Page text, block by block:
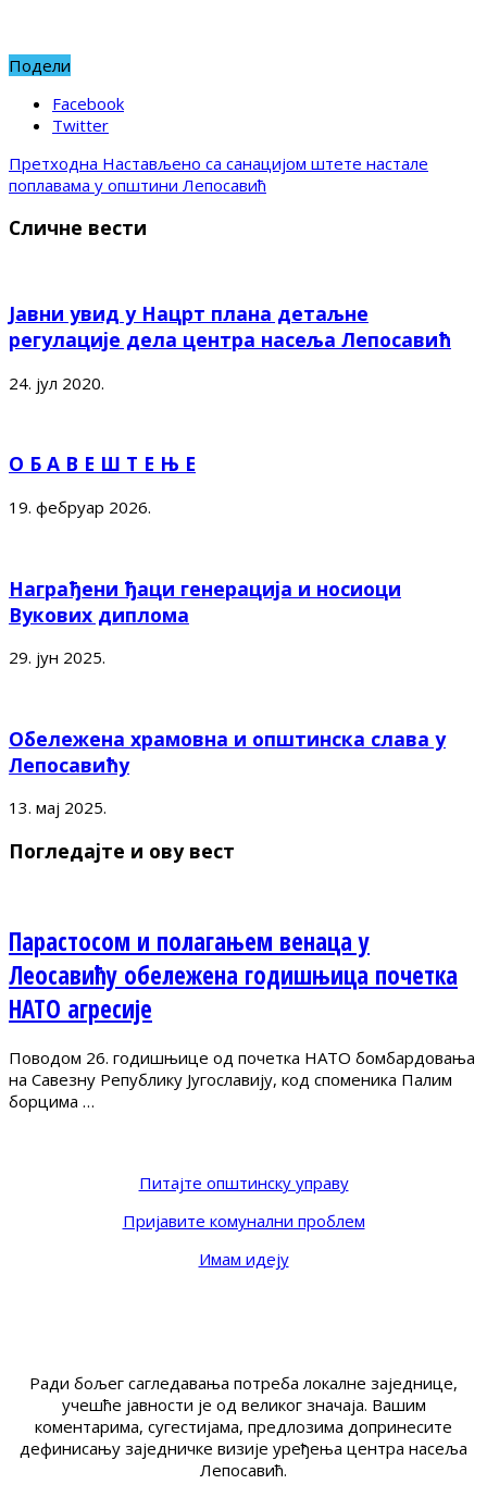
Подели
Facebook
Twitter
Претходна Настављено са санацијом штете настале
поплавама у општини Лепосавић
Сличне вести
Јавни увид у Нацрт плана детаљне
регулације дела центра насеља Лепосавић
24. јул 2020.
О Б А В Е Ш Т Е Њ Е
19. фебруар 2026.
Награђени ђаци генерација и носиоци
Вукових диплома
29. јун 2025.
Обележена храмовна и општинска слава у
Лепосавићу
13. мај 2025.
Погледајте и ову вест
Парастосом и полагањем венаца у
Леосавићу обележена годишњица почетка
НАТО агресије
Поводом 26. годишњице од почетка НАТО бомбардовања
на Савезну Републику Југославију, код споменика Палим
борцима …
Питајте општинску управу
Пријавите комунални проблем
Имам идеју
Ради бољег сагледавања потреба локалне заједнице,
учешће јавности је од великог значаја. Вашим
коментарима, сугестијама, предлозима допринесите
дефинисању заједничке визије уређења центра насеља
Лепосавић.